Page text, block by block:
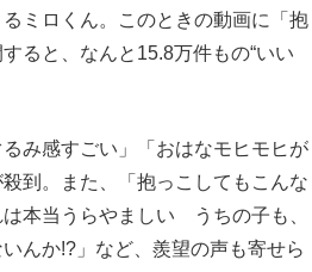
ミロくん。このときの動画に「抱
ると、なんと15.8万件もの“いい
み感すごい」「おはなモヒモヒが
到。また、「抱っこしてもこんな
本当うらやましい うちの子も、
んか!?」など、羨望の声も寄せら